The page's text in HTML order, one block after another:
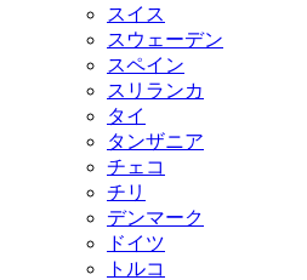
スイス
スウェーデン
スペイン
スリランカ
タイ
タンザニア
チェコ
チリ
デンマーク
ドイツ
トルコ